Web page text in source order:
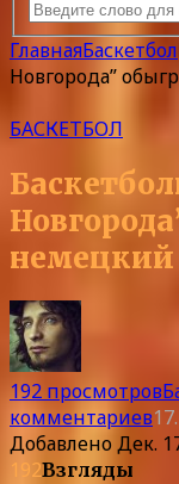
ГлавнаяБаскетбол
Новгорода”
БАСКЕТБОЛ
немецкий
192 просмотров
комментариев
ДобавленоДек.
192Взгляды